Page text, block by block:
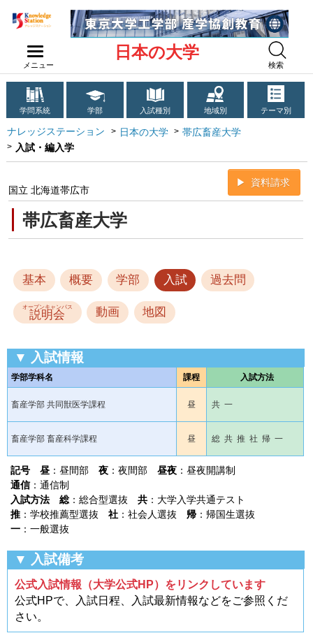
メニュー
日本の大学
検索
学問系統 学部 入試種別 地域別 テーマ別
ナレッジステーション 日本の大学
帯広畜産大学
入試・編入学
帯広畜産大学
国立 北海道帯広市
資料請求
基本 概要 学部 入試 過去問
オープンキャンパス
説明会 動画 地図
▼ 入試情報
学部学科名 課程 入試方法
畜産学部 共同獣医学課程 昼 共 一
畜産学部 畜産科学課程 昼 総 共 推 社 帰 一
記号 昼 ：昼間部 夜 ：夜間部 昼夜 ：昼夜開講制
通信：通信制
入試方法
総：総合型選抜 共 ：大学入学共通テスト
推 ：学校推薦型選抜 社 ：社会人選抜 帰 ：帰国生選抜
一 ：一般選抜
▼ 入試備考
公式入試情報（大学公式HP）をリンクしています
公式HPで、入試日程、入試最新情報などをご参照くだ
さい。